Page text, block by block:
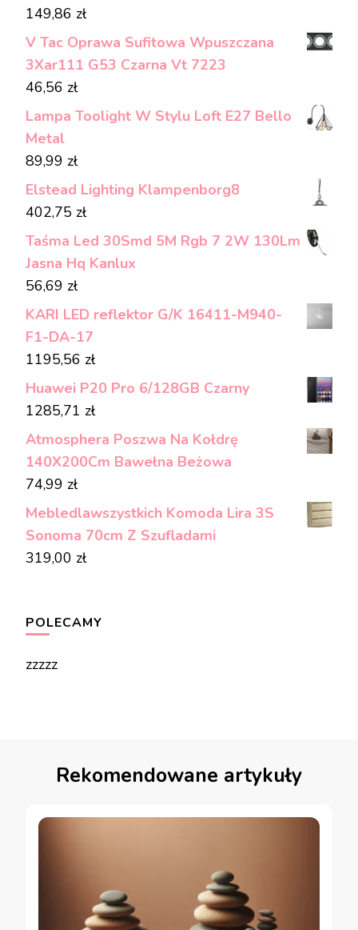
149,86 zł
V Tac Oprawa Sufitowa Wpuszczana
3Xar111 G53 Czarna Vt 7223
46,56 zł
Lampa Toolight W Stylu Loft E27 Bello
Metal
89,99 zł
Elstead Lighting Klampenborg8
402,75 zł
Taśma Led 30Smd 5M Rgb 7 2W 130Lm
Jasna Hq Kanlux
56,69 zł
KARI LED reflektor G/K 16411-M940-
F1-DA-17
1195,56 zł
Huawei P20 Pro 6/128GB Czarny
1285,71 zł
Atmosphera Poszwa Na Kołdrę
140X200Cm Bawełna Beżowa
74,99 zł
Mebledlawszystkich Komoda Lira 3S
Sonoma 70cm Z Szufladami
319,00 zł
POLECAMY
zzzzz
Rekomendowane artykuły